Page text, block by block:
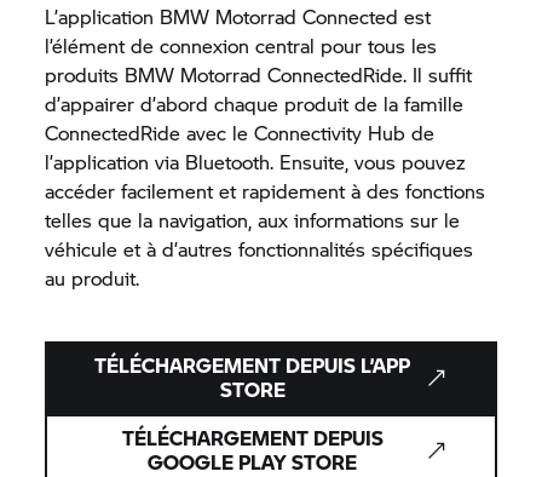
L’application BMW Motorrad Connected est
l’élément de connexion central pour tous les
produits BMW Motorrad ConnectedRide. Il suffit
d’appairer d’abord chaque produit de la famille
ConnectedRide avec le Connectivity Hub de
l’application via Bluetooth. Ensuite, vous pouvez
accéder facilement et rapidement à des fonctions
telles que la navigation, aux informations sur le
véhicule et à d’autres fonctionnalités spécifiques
au produit.
TÉLÉCHARGEMENT DEPUIS L’APP
STORE
TÉLÉCHARGEMENT DEPUIS
GOOGLE PLAY STORE